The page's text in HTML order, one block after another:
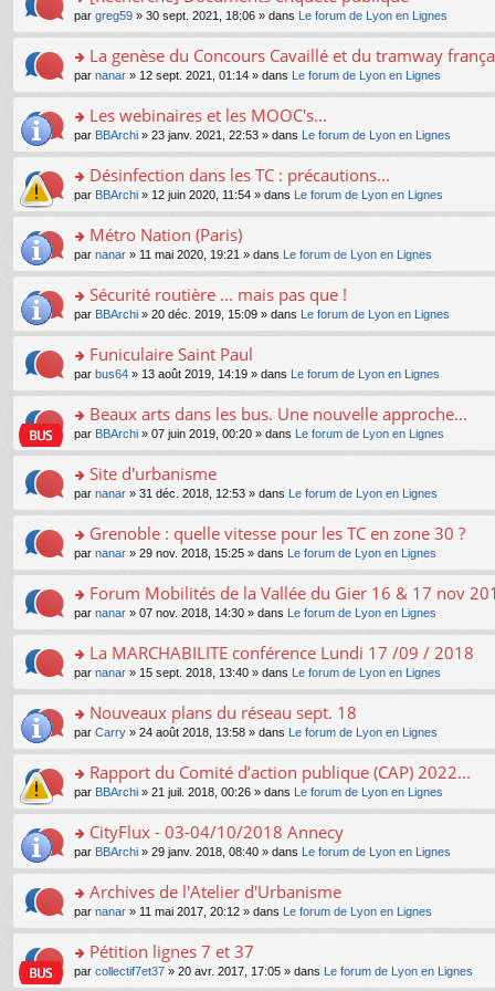
ré
c
e
nt
pl
u
s
ré
c
e
nt
n
le
pl
u
s
ré
c
e
nt
a
g
e
n
n
le
pl
u
s
ré
c
e
nt
e
s
a
g
e
n
n
le
pl
u
s
ré
c
e
nt
ult
er
le
m
e
s
a
g
e
n
n
le
pl
u
s
ré
c
e
nt
o
n
s
ult
er
le
m
e
s
a
g
e
n
n
le
pl
u
s
ré
c
e
nt
par greg59 » 30 sept. 2021, 18:06 » dans Le forum de Lyon en Lignes
o
n
s
ult
er
le
m
e
s
a
g
e
n
n
le
pl
u
s
ré
c
e
nt
La genèse du Concours Cavaillé et du tramway
par nanar » 12 sept. 2021, 01:14 » dans Le forum de Lyon en Lignes
o
n
s
ult
er
le
m
e
s
a
g
e
n
n
le
pl
u
s
ré
c
e
nt
Les webinaires et les MOOC's...
par BBArchi » 23 janv. 2021, 22:53 » dans Le forum de Lyon en Lignes
o
n
s
ult
er
le
m
e
s
a
g
e
n
n
le
pl
u
s
ré
c
e
nt
Désinfection dans les TC : précautions...
par BBArchi » 12 juin 2020, 11:54 » dans Le forum de Lyon en Lignes
o
n
s
ult
er
le
m
e
s
a
g
e
n
n
le
pl
u
s
ré
c
e
nt
Métro Nation (Paris)
par nanar » 11 mai 2020, 19:21 » dans Le forum de Lyon en Lignes
o
n
s
ult
er
le
m
e
s
a
g
e
n
n
le
pl
u
s
ré
c
e
nt
Sécurité routière ... mais pas que !
par BBArchi » 20 déc. 2019, 15:09 » dans Le forum de Lyon en Lignes
o
n
s
ult
er
le
m
e
s
a
g
e
n
n
le
pl
u
s
ré
c
e
nt
Funiculaire Saint Paul
par bus64 » 13 août 2019, 14:19 » dans Le forum de Lyon en Lignes
o
n
s
ult
er
le
m
e
s
a
g
e
n
n
le
pl
u
s
ré
c
e
nt
Beaux arts dans les bus. Une nouvelle approche...
par BBArchi » 07 juin 2019, 00:20 » dans Le forum de Lyon en Lignes
o
n
s
ult
er
le
m
e
s
a
g
e
n
n
le
pl
u
s
ré
c
e
nt
Site d'urbanisme
par nanar » 31 déc. 2018, 12:53 » dans Le forum de Lyon en Lignes
o
n
s
ult
er
le
m
e
s
a
g
e
n
n
le
pl
u
s
ré
c
e
nt
Grenoble : quelle vitesse pour les TC en zone 30 ?
par nanar » 29 nov. 2018, 15:25 » dans Le forum de Lyon en Lignes
o
n
s
ult
er
le
m
e
s
a
g
e
n
n
le
pl
u
s
ré
c
Forum Mobilités de la Vallée du Gier 16 & 17 nov
par nanar » 07 nov. 2018, 14:30 » dans Le forum de Lyon en Lignes
o
n
s
ult
er
le
m
e
s
a
g
e
n
n
le
pl
u
La MARCHABILITE conférence Lundi 17 /09 / 2018
par nanar » 15 sept. 2018, 13:40 » dans Le forum de Lyon en Lignes
o
n
s
ult
er
le
m
e
s
a
g
e
n
n
Nouveaux plans du réseau sept. 18
par Carry » 24 août 2018, 13:58 » dans Le forum de Lyon en Lignes
o
n
s
ult
er
le
m
e
s
a
g
Rapport du Comité d’action publique (CAP) 2022...
par BBArchi » 21 juil. 2018, 00:26 » dans Le forum de Lyon en Lignes
o
n
s
ult
er
le
m
e
s
CityFlux - 03-04/10/2018 Annecy
par BBArchi » 29 janv. 2018, 08:40 » dans Le forum de Lyon en Lignes
o
n
s
ult
er
Archives de l'Atelier d'Urbanisme
par nanar » 11 mai 2017, 20:12 » dans Le forum de Lyon en Lignes
o
n
Pétition lignes 7 et 37
par collectif7et37 » 20 avr. 2017, 17:05 » dans Le forum de Lyon en Lignes